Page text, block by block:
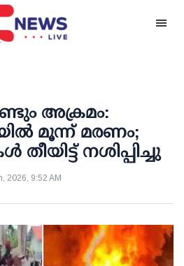
അക്രമം:
മൂന്ന് മരണം;
തീയിട്ട് നശിപ്പിച്ചു
2026, 9:52 AM